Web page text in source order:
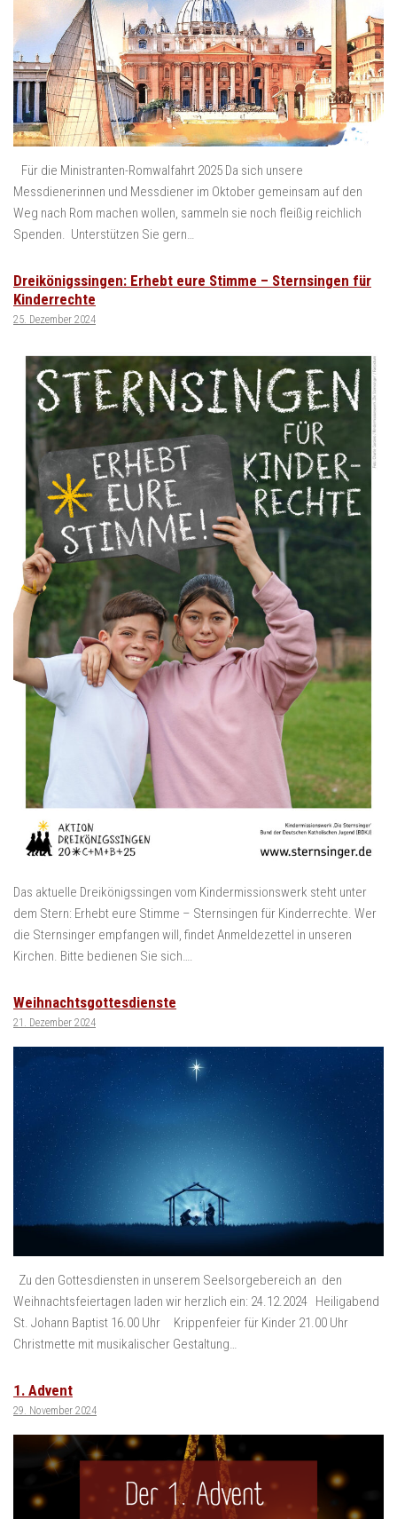
Für die Ministranten-Romwalfahrt 2025 Da sich unsere
Messdienerinnen und Messdiener im Oktober gemeinsam auf den
Weg nach Rom machen wollen, sammeln sie noch fleißig reichlich
Spenden. Unterstützen Sie gern…
Dreikönigssingen: Erhebt eure Stimme – Sternsingen für
Kinderrechte
25. Dezember 2024
Das aktuelle Dreikönigssingen vom Kindermissionswerk steht unter
dem Stern: Erhebt eure Stimme – Sternsingen für Kinderrechte. Wer
die Sternsinger empfangen will, findet Anmeldezettel in unseren
Kirchen. Bitte bedienen Sie sich….
Weihnachtsgottesdienste
21. Dezember 2024
Zu den Gottesdiensten in unserem Seelsorgebereich an den
Weihnachtsfeiertagen laden wir herzlich ein: 24.12.2024 Heiligabend
St. Johann Baptist 16.00 Uhr Krippenfeier für Kinder 21.00 Uhr
Christmette mit musikalischer Gestaltung…
1. Advent
29. November 2024